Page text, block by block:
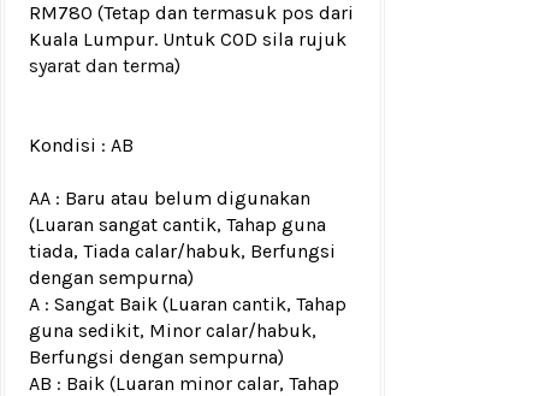
RM780 (Tetap dan termasuk pos dari
Kuala Lumpur. Untuk COD sila rujuk
syarat dan terma)
Kondisi : AB
AA : Baru atau belum digunakan
(Luaran sangat cantik, Tahap guna
tiada, Tiada calar/habuk, Berfungsi
dengan sempurna)
A : Sangat Baik (Luaran cantik, Tahap
guna sedikit, Minor calar/habuk,
Berfungsi dengan sempurna)
AB : Baik (Luaran minor calar, Tahap